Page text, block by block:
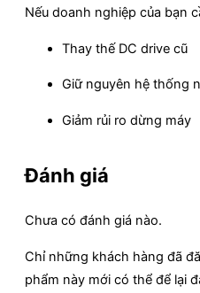
Nếu doanh nghiệp của bạn
Thay thế DC drive cũ
Giữ nguyên hệ thống
Giảm rủi ro dừng máy
Đánh giá
Chưa có đánh giá nào.
Chỉ những khách hàng đã
phẩm này mới có thể để lại